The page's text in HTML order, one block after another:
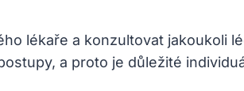
lékaře a konzultovat jakoukoli
a proto je důležité